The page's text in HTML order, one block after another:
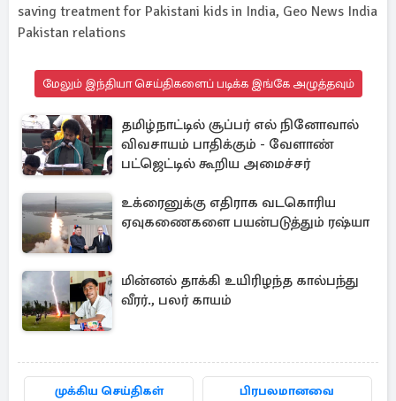
saving treatment for Pakistani kids in India, Geo News India
Pakistan relations
மேலும் இந்தியா செய்திகளைப் படிக்க இங்கே அழுத்தவும்
தமிழ்நாட்டில் சூப்பர் எல் நினோவால்
விவசாயம் பாதிக்கும் - வேளாண்
பட்ஜெட்டில் கூறிய அமைச்சர்
உக்ரைனுக்கு எதிராக வடகொரிய
ஏவுகணைகளை பயன்படுத்தும் ரஷ்யா
மின்னல் தாக்கி உயிரிழந்த கால்பந்து
வீரர்., பலர் காயம்
முக்கிய செய்திகள் பிரபலமானவை